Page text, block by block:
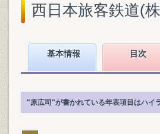
西日本旅客鉄道(
基本情報 目次
"原広司"が書かれている年表項目はハイ